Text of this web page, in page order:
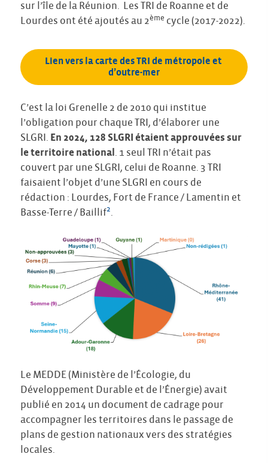
sur l’île de la Réunion. Les TRI de Roanne et de
Lourdes ont été ajoutés au 2ème cycle (2017-2022).
Lien vers la carte des TRI de métropole et
d’outre-mer
C’est la loi Grenelle 2 de 2010 qui institue
l’obligation pour chaque TRI, d’élaborer une
SLGRI. En 2024, 128 SLGRI étaient approuvées sur
le territoire national . 1 seul TRI n’était pas
couvert par une SLGRI, celui de Roanne. 3 TRI
faisaient l’objet d’une SLGRI en cours de
rédaction : Lourdes, Fort de France / Lamentin et
Basse-Terre / Baillif2.
Le MEDDE (Ministère de l’Écologie, du
Développement Durable et de l’Énergie) avait
publié en 2014 un document de cadrage pour
accompagner les territoires dans le passage de
plans de gestion nationaux vers des stratégies
locales.